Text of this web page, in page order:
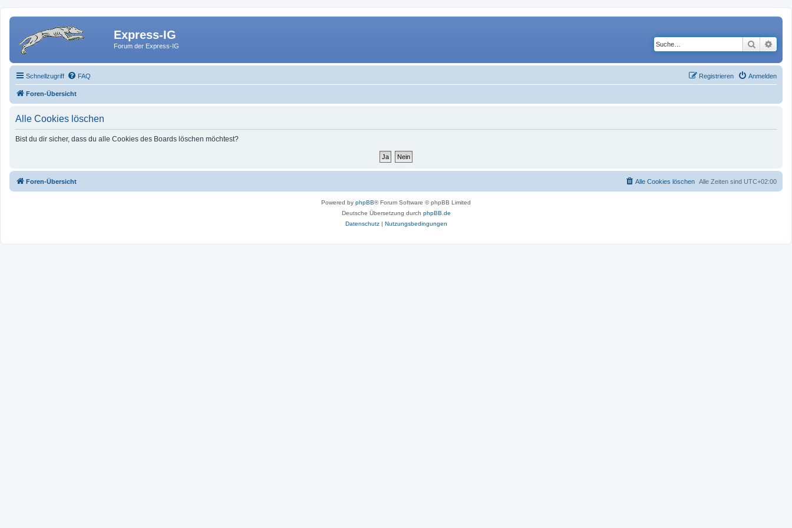
Express-IG
Forum der Express-IG Suche
Schnellzugriff FAQ Anmelden
Registrieren
Foren-Übersicht
Alle Cookies löschen
Bist du dir sicher, dass du alle Cookies des Boards löschen möchtest?
Foren-Übersicht Alle Zeiten sind UTC+02:00
Alle Cookies löschen
Powered by phpBB® Forum Software © phpBB Limited
Deutsche Übersetzung durch phpBB.de
Datenschutz| Nutzungsbedingungen